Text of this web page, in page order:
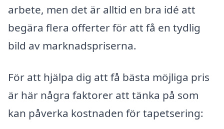
arbete, men det är alltid en bra idé att
begära flera offerter för att få en tydlig
bild av marknadspriserna.
För att hjälpa dig att få bästa möjliga pris
är här några faktorer att tänka på som
kan påverka kostnaden för tapetsering: